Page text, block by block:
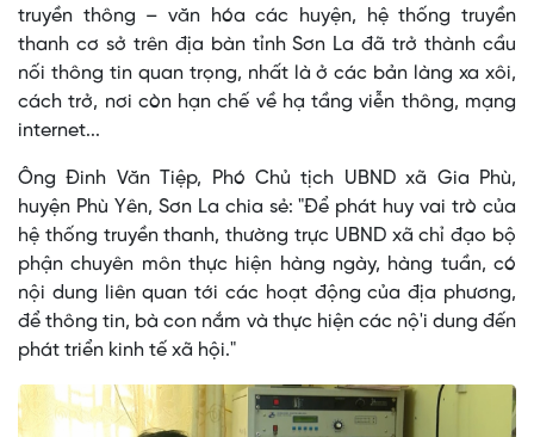
truyền thông – văn hóa các huyện, hệ thống truyền
thanh cơ sở trên địa bàn tỉnh Sơn La đã trở thành cầu
nối thông tin quan trọng, nhất là ở các bản làng xa xôi,
cách trở, nơi còn hạn chế về hạ tầng viễn thông, mạng
internet...
Ông Đinh Văn Tiệp, Phó Chủ tịch UBND xã Gia Phù,
huyện Phù Yên, Sơn La chia sẻ: "Để phát huy vai trò của
hệ thống truyền thanh, thường trực UBND xã chỉ đạo bộ
phận chuyên môn thực hiện hàng ngày, hàng tuần, có
nội dung liên quan tới các hoạt động của địa phương,
để thông tin, bà con nắm và thực hiện các nộ'i dung đến
phát triển kinh tế xã hội."